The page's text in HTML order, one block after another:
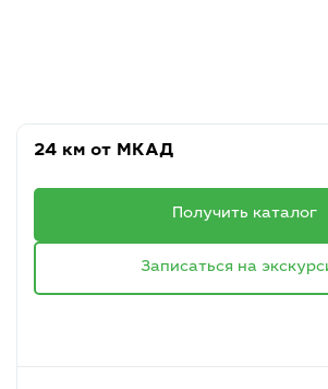
24 км от МКАД
Получить каталог
Записаться на